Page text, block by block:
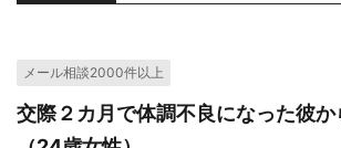
メール相談2000件以上
交際２カ月で体調不良になった彼